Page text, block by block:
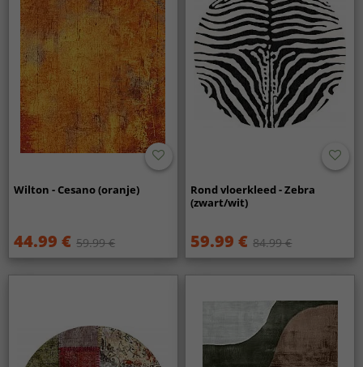
Wilton - Cesano (oranje)
44.99 € 59.99 €
Rond vloerkleed - Zebra
(zwart/wit)
59.99 € 84.99 €